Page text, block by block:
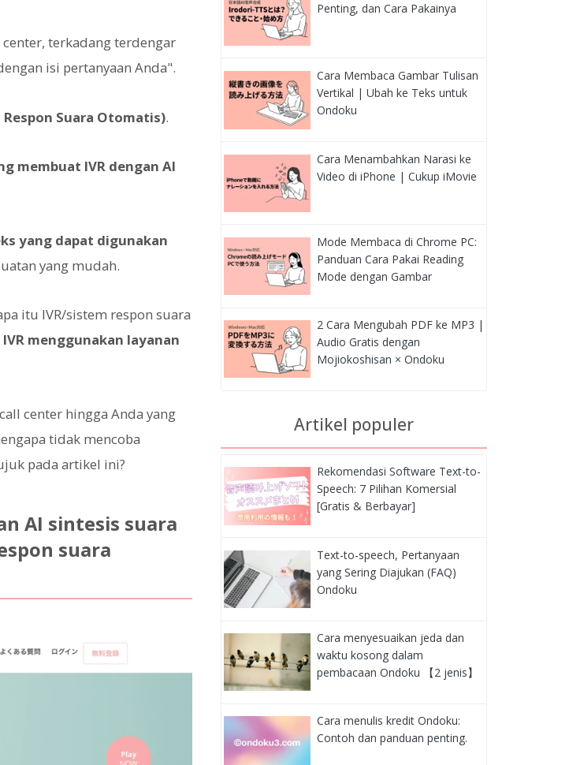
terkadang terdengar
isi pertanyaan Anda".
Respon Suara Otomatis).
membuat IVR dengan AI
yang dapat digunakan
yang mudah.
itu IVR/sistem respon suara
menggunakan layanan
center hingga Anda yang
tidak mencoba
pada artikel ini?
AI sintesis suara
suara
Penting, dan Cara Pakainya
Cara Membaca Gambar Tulisan
Vertikal | Ubah ke Teks untuk
Ondoku
Cara Menambahkan Narasi ke
Video di iPhone | Cukup iMovie
Mode Membaca di Chrome PC:
Panduan Cara Pakai Reading
Mode dengan Gambar
2 Cara Mengubah PDF ke MP3 |
Audio Gratis dengan
Mojiokoshisan × Ondoku
Artikel populer
Rekomendasi Software Text-to-
Speech: 7 Pilihan Komersial
[Gratis & Berbayar]
Text-to-speech, Pertanyaan
yang Sering Diajukan (FAQ)
Ondoku
Cara menyesuaikan jeda dan
waktu kosong dalam
pembacaan Ondoku 【2 jenis】
Cara menulis kredit Ondoku:
Contoh dan panduan penting.